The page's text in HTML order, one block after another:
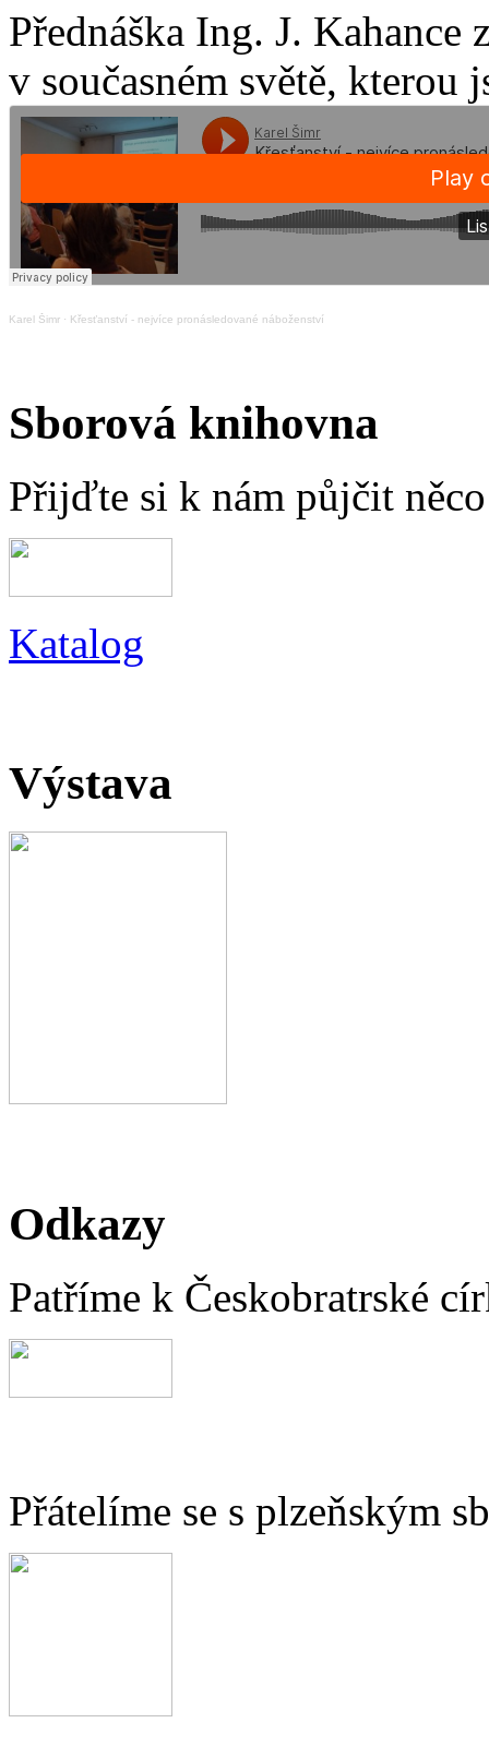
Přednáška Ing. J.
v současném světě, kterou
Karel Šimr · Křesťanství - nejvíce pronásledované náboženství
Sborová knihovna
Přijďte si k nám půjčit
Katalog
Výstava
Odkazy
Patříme k Českobratrské
Přátelíme se s plzeňským